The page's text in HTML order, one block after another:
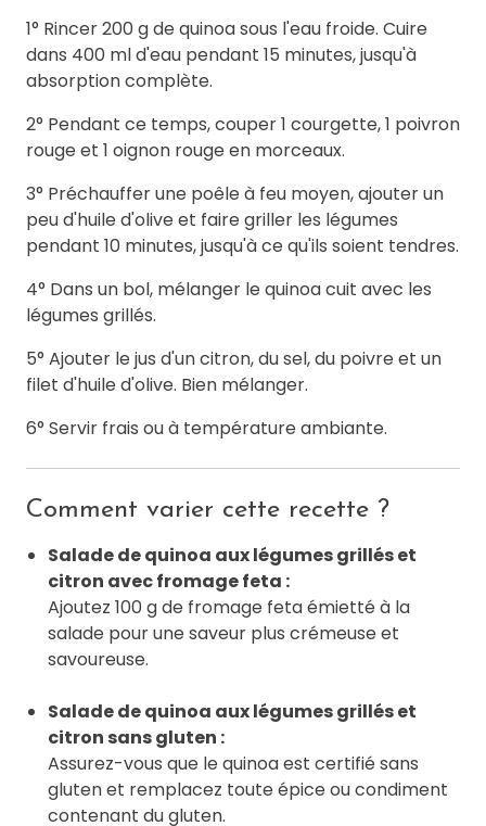
1° Rincer 200 g de quinoa sous l'eau froide. Cuire
dans 400 ml d'eau pendant 15 minutes, jusqu'à
absorption complète.
2° Pendant ce temps, couper 1 courgette, 1 poivron
rouge et 1 oignon rouge en morceaux.
3° Préchauffer une poêle à feu moyen, ajouter un
peu d'huile d'olive et faire griller les légumes
pendant 10 minutes, jusqu'à ce qu'ils soient tendres.
4° Dans un bol, mélanger le quinoa cuit avec les
légumes grillés.
5° Ajouter le jus d'un citron, du sel, du poivre et un
filet d'huile d'olive. Bien mélanger.
6° Servir frais ou à température ambiante.
Comment varier cette recette ?
Salade de quinoa aux légumes grillés et
citron avec fromage feta :
Ajoutez 100 g de fromage feta émietté à la
salade pour une saveur plus crémeuse et
savoureuse.
Salade de quinoa aux légumes grillés et
citron sans gluten :
Assurez-vous que le quinoa est certifié sans
gluten et remplacez toute épice ou condiment
contenant du gluten.